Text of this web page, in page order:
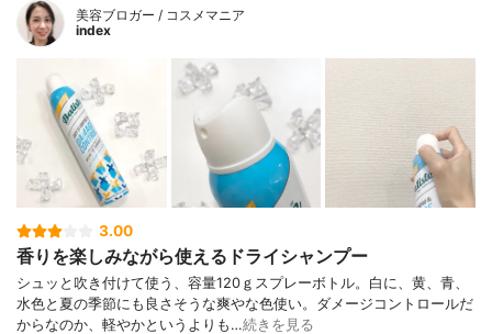
美容ブロガー / コスメマニア
index
3.00
香りを楽しみながら使えるドライシャンプー
シュッと吹き付けて使う、容量120ｇスプレーボトル。白に、黄、青、
水色と夏の季節にも良さそうな爽やな色使い。ダメージコントロールだ
からなのか、軽やかというよりも…続きを見る